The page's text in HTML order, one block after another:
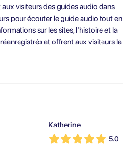
visiteurs des guides audio dans
pour écouter le guide audio tout en
sur les sites, l'histoire et la
et offrent aux visiteurs la
Katherine
5.0